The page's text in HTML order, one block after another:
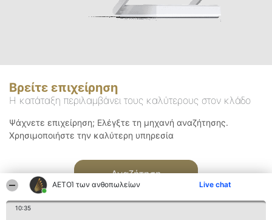
ΑΕΤΟΊ των ανθοπωλείων Live chat
10:35
Βρείτε επιχείρηση
Η κατάταξη περιλαμβάνει τους καλύτερους στον κλάδο
Ψάχνετε επιχείρηση; Ελέγξτε τη μηχανή αναζήτησης.
Χρησιμοποιήστε την καλύτερη υπηρεσία
Αναζήτηση